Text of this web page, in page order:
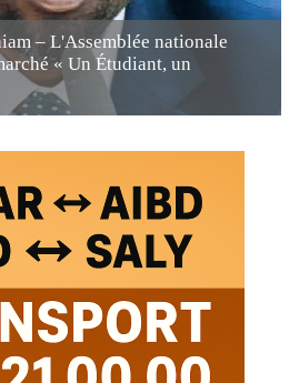
– L'Assemblée nationale
« Un Étudiant, un